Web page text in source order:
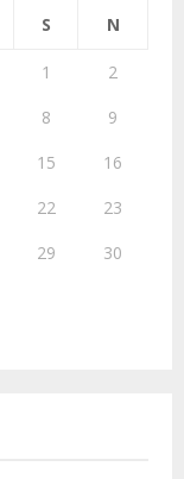
C
H
S N
1
2
8
9
15
16
22
23
29
30